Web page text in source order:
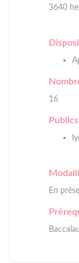
3640
16
Publics
En